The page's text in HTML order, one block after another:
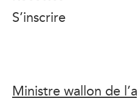
S’inscrire
Ministre wallon de